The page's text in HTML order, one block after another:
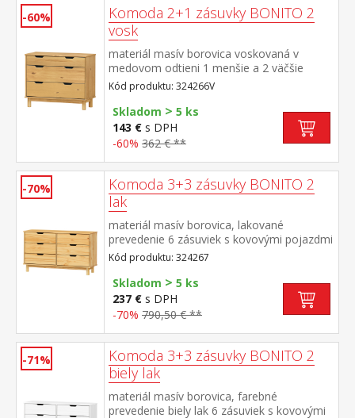
-60%
Komoda 2+1 zásuvky BONITO 2
vosk
materiál masív borovica voskovaná v
medovom odtieni 1 menšie a 2 väčšie
zásuvky s kovovými pojazdmi
Kód produktu: 324266V
Skladom > 5 ks
143 € s DPH
-60% 362 € **
-70%
Komoda 3+3 zásuvky BONITO 2
lak
materiál masív borovica, lakované
prevedenie 6 zásuviek s kovovými pojazdmi
Kód produktu: 324267
Skladom > 5 ks
237 € s DPH
-70% 790,50 € **
-71%
Komoda 3+3 zásuvky BONITO 2
biely lak
materiál masív borovica, farebné
prevedenie biely lak 6 zásuviek s kovovými